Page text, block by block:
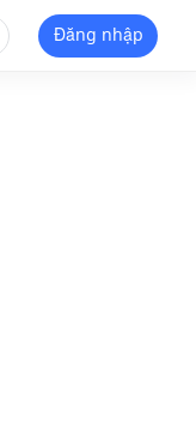
Đăng nhập